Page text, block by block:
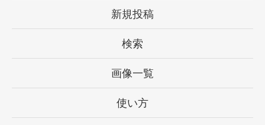
新規投稿
検索
画像一覧
使い方